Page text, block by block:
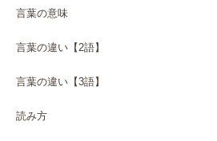
言葉の意味
言葉の違い【2語】
言葉の違い【3語】
読み方